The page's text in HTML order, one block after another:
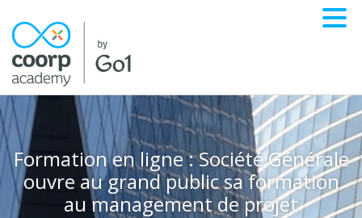
Formation en ligne : Société Générale
ouvre au grand public sa formation
au management de projet